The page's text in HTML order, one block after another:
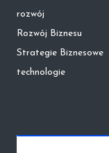
rozwój
Rozwój Biznesu
Strategie Biznesowe
technologie